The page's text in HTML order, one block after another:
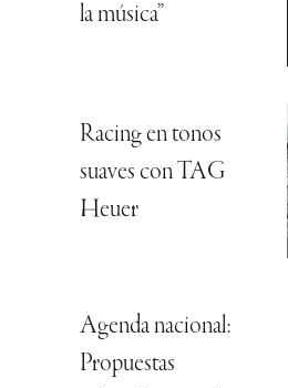
la música”
Racing en tonos
suaves con TAG
Heuer
Agenda nacional:
Propuestas